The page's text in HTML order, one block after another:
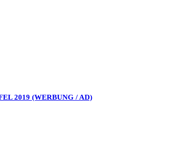
2019 (WERBUNG / AD)